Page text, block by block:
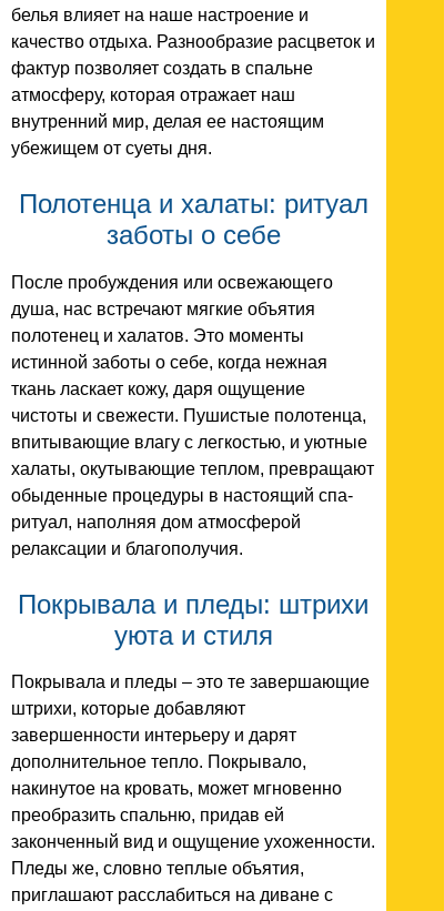
белья влияет на наше настроение и
качество отдыха. Разнообразие расцветок и
фактур позволяет создать в спальне
атмосферу, которая отражает наш
внутренний мир, делая ее настоящим
убежищем от суеты дня.
Полотенца и халаты: ритуал
заботы о себе
После пробуждения или освежающего
душа, нас встречают мягкие объятия
полотенец и халатов. Это моменты
истинной заботы о себе, когда нежная
ткань ласкает кожу, даря ощущение
чистоты и свежести. Пушистые полотенца,
впитывающие влагу с легкостью, и уютные
халаты, окутывающие теплом, превращают
обыденные процедуры в настоящий спа-
ритуал, наполняя дом атмосферой
релаксации и благополучия.
Покрывала и пледы: штрихи
уюта и стиля
Покрывала и пледы – это те завершающие
штрихи, которые добавляют
завершенности интерьеру и дарят
дополнительное тепло. Покрывало,
накинутое на кровать, может мгновенно
преобразить спальню, придав ей
законченный вид и ощущение ухоженности.
Пледы же, словно теплые объятия,
приглашают расслабиться на диване с